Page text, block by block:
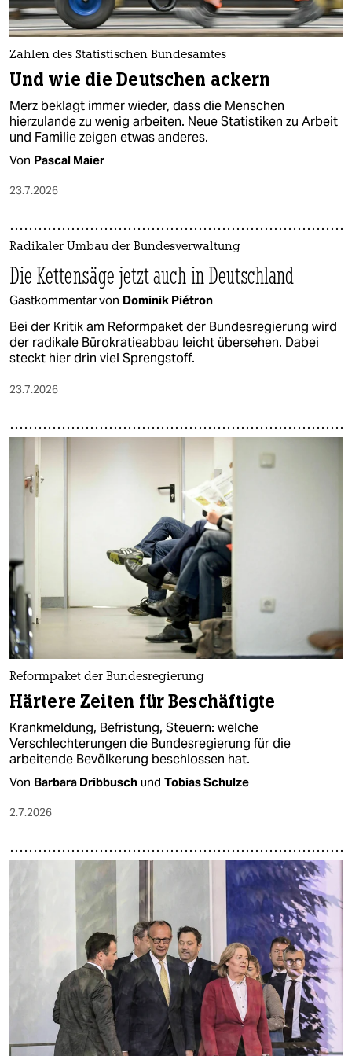
Zahlen des Statistischen Bundesamtes
Und wie die Deutschen ackern
Merz beklagt immer wieder, dass die Menschen
hierzulande zu wenig arbeiten. Neue Statistiken zu Arbeit
und Familie zeigen etwas anderes.
Von Pascal Maier
23.7.2026
Radikaler Umbau der Bundesverwaltung
Die Kettensäge jetzt auch in Deutschland
Gastkommentar von Dominik Piétron
Bei der Kritik am Reformpaket der Bundesregierung wird
der radikale Bürokratieabbau leicht übersehen. Dabei
steckt hier drin viel Sprengstoff.
23.7.2026
Reformpaket der Bundesregierung
Härtere Zeiten für Beschäftigte
Krankmeldung, Befristung, Steuern: welche
Verschlechterungen die Bundesregierung für die
arbeitende Bevölkerung beschlossen hat.
Von Barbara Dribbusch und Tobias Schulze
2.7.2026